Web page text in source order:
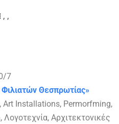
, ,
7
Θεσπρωτίας»
Art Installations, Permorfming,
Αρχιτεκτονικές